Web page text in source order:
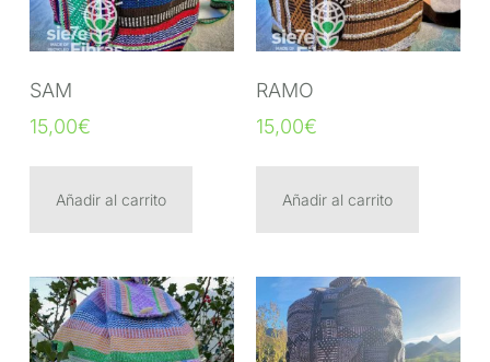
SAM
15,00€
Añadir al carrito
RAMO
15,00€
Añadir al carrito